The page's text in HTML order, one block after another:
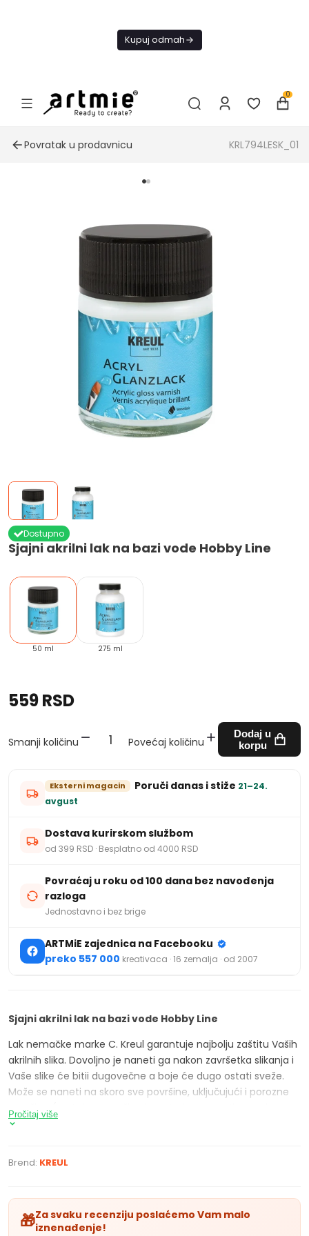
Kupuj odmah
0
Povratak u prodavnicu KRL794LESK_01
Sjajni akrilni lak na bazi vode Hobby Line
Dostupno
50 ml 275 ml
559 RSD
Smanji količinu Povećaj količinu
Dodaj u
korpu
Eksterni magacin Poruči danas i stiže 21–24.
avgust
Dostava kurirskom službom
od 399 RSD · Besplatno od 4000 RSD
Povraćaj u roku od 100 dana bez navođenja
razloga
Jednostavno i bez brige
ARTMiE zajednica na Facebooku
preko 557 000 kreativaca · 16 zemalja · od 2007
Sjajni akrilni lak na bazi vode Hobby Line
Lak nemačke marke C. Kreul garantuje najbolju zaštitu Vaših
akrilnih slika. Dovoljno je naneti ga nakon završetka slikanja i
Vaše slike će bitii dugovečne a boje će dugo ostati sveže.
Može se naneti na skoro sve površine, uključujući i porozne
površine (na takve površine je potrebno naneti ga u dva
sloja). Suši se cca nakon 30 minuta. Može se prorediti
Pročitaj više
Brend: KREUL
🎁Za svaku recenziju poslaćemo Vam malo
iznenađenje!